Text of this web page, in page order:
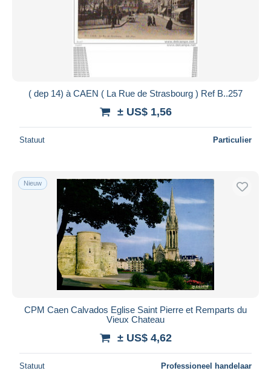
( dep 14) à CAEN ( La Rue de Strasbourg ) Ref B..257
± US$ 1,56
Statuut Particulier
Nieuw
CPM Caen Calvados Eglise Saint Pierre et Remparts du
Vieux Chateau
± US$ 4,62
Statuut Professioneel handelaar